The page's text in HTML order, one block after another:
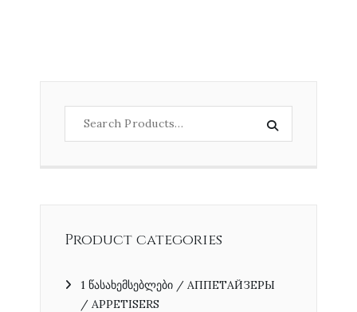
Product categories
1 წასახემსებლები / АППЕТАЙЗЕРЫ
/ APPETISERS